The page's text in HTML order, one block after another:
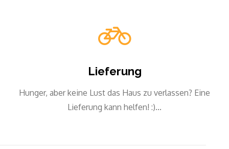
Lieferung
Hunger, aber keine Lust das Haus zu verlassen? Eine
Lieferung kann helfen! :)...